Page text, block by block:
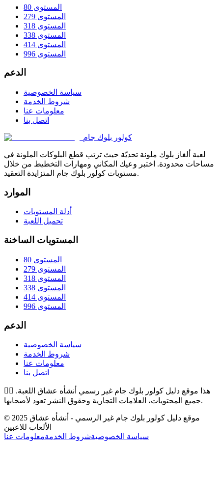
المستوى 80
المستوى 279
المستوى 318
المستوى 338
المستوى 414
المستوى 996
الدعم
سياسة الخصوصية
شروط الخدمة
معلومات عنا
اتصل بنا
كولور بلوك جام
لعبة ألغاز بلوك ملونة تحديّة حيث ترتب قطع البلوكات الملونة في
مساحات محدودة. اختبر وعيك المكاني ومهارات التخطيط من خلال
مستويات كولور بلوك جام المتزايدة التعقيد.
الموارد
أدلة المستويات
تحميل اللعبة
المستويات الساخنة
المستوى 80
المستوى 279
المستوى 318
المستوى 338
المستوى 414
المستوى 996
الدعم
سياسة الخصوصية
شروط الخدمة
معلومات عنا
اتصل بنا
👉🏻 هذا موقع دليل كولور بلوك جام غير رسمي أنشأه عشاق اللعبة.
جميع المحتويات، العلامات التجارية وحقوق النشر تعود لأصحابها.
© 2025 موقع دليل كولور بلوك جام غير الرسمي - أنشأه عشاق
الألعاب للاعبين
سياسة الخصوصيةشروط الخدمةمعلومات عنا